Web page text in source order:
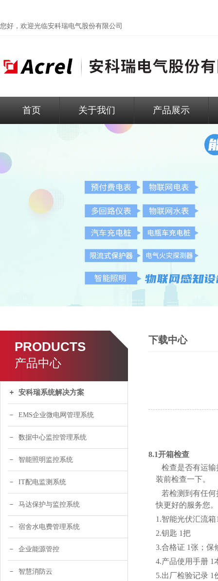
您好，欢迎光临安科瑞电气股份有限公司
首页 关于我们 产品展示
PRODUCTS
产品中心
安科瑞系统解决方案
EMS企业微电网管理系统
数据中心监控管理系统
智能照明监控系统
IT配电监测系统
马达保护与监控系统
宿舍水电费管理系统
企业能源管控
智慧消防云
下载中心
8.1开箱检查
检查是否有运
装前检查一下。
若检测到有任
快更好的服务您。
1.智能光伏汇流箱
2.钥匙 1把
3.合格证 1张；保
4.产品使用手册 1
5.出厂检验记录 1